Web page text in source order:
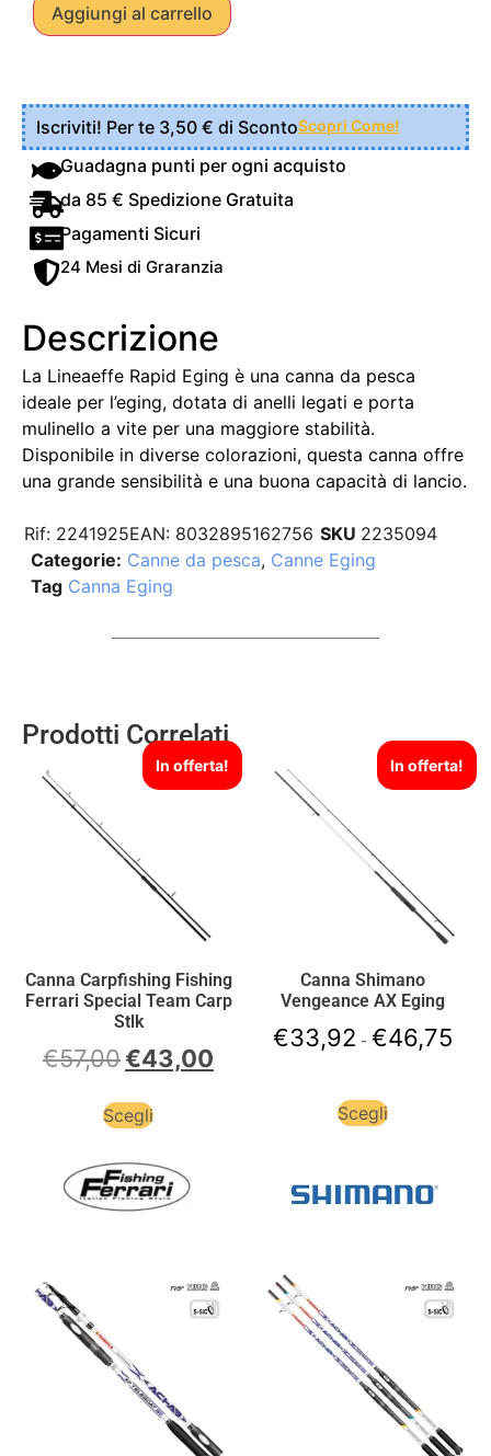
Aggiungi al carrello
Iscriviti! Per te 3,50 € di ScontoScopri Come!
Guadagna punti per ogni acquisto
da 85 € Spedizione Gratuita
Pagamenti Sicuri
24 Mesi di Graranzia
Descrizione
La Lineaeffe Rapid Eging è una canna da pesca
ideale per l’eging, dotata di anelli legati e porta
mulinello a vite per una maggiore stabilità.
Disponibile in diverse colorazioni, questa canna offre
una grande sensibilità e una buona capacità di lancio.
Rif: 2241925EAN: 8032895162756 SKU 2235094
Categorie: Canne da pesca, Canne Eging
Tag Canna Eging
Prodotti Correlati
In offerta!
Canna Carpfishing Fishing
Ferrari Special Team Carp
Stlk
€57,00€43,00
Scegli
In offerta!
Canna Shimano
Vengeance AX Eging
€33,92 - €46,75
Scegli